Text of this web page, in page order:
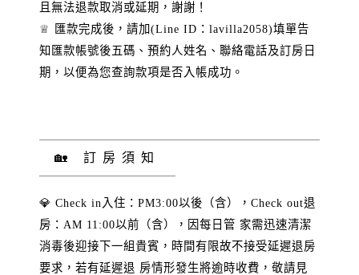
且無法退款取消或延期，謝謝！
♕ 匯款完成後，請加(Line ID：lavilla2058)填單告
知匯款帳號後五碼、預約人姓名、聯絡電話及訂房日
期，以便為您查詢款項是否入帳成功。
🏡 訂房須知
💎 Check in入住：PM3:00以後（含），Check out退
房：AM 11:00以前（含），因每日管 家需迅速清潔
消毒後迎接下一組貴賓，時間有限故不接受延遲退房
要求，若有延遲退 房情形發生將逾時收費，敬請見